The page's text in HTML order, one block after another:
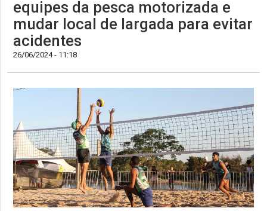
equipes da pesca motorizada e
mudar local de largada para evitar
acidentes
26/06/2024 - 11:18